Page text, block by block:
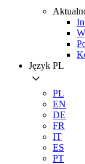
Język PL
PL
EN
DE
FR
IT
ES
PT